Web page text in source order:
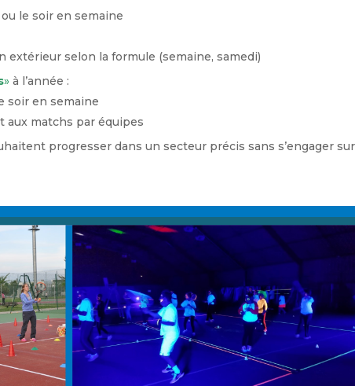
le soir en semaine
extérieur selon la formule (semaine, samedi)
» à l’année :
soir en semaine
aux matchs par équipes
progresser dans un secteur précis sans s’engager sur